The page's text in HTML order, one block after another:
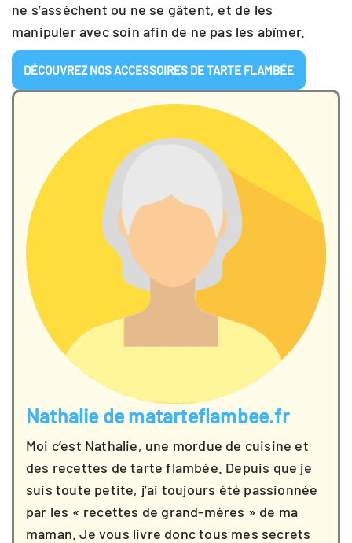
ne s’assèchent ou ne se gâtent, et de les
manipuler avec soin afin de ne pas les abîmer.
DÉCOUVREZ NOS ACCESSOIRES DE TARTE FLAMBÉE
Nathalie de matarteflambee.fr
Moi c’est Nathalie, une mordue de cuisine et
des recettes de tarte flambée. Depuis que je
suis toute petite, j’ai toujours été passionnée
par les « recettes de grand-mères » de ma
maman. Je vous livre donc tous mes secrets